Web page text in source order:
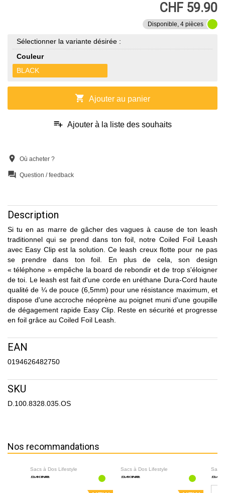
CHF 59.90
Disponible, 4 pièces
Sélectionner la variante désirée :
Couleur
BLACK
shopping_cart Ajouter au panier
playlist_add Ajouter à la liste des souhaits
location_on Où acheter ?
question_answer Question / feedback
Description
Si tu en as marre de gâcher des vagues à cause de ton leash
traditionnel qui se prend dans ton foil, notre Coiled Foil Leash
avec Easy Clip est la solution. Ce leash creux flotte pour ne pas
se prendre dans ton foil. En plus de cela, son design
« téléphone » empêche la board de rebondir et de trop s'éloigner
de toi. Le leash est fait d'une corde en uréthane Dura-Cord haute
qualité de ¼ de pouce (6,5mm) pour une résistance maximum, et
dispose d'une accroche néoprène au poignet muni d'une goupille
de dégagement rapide Easy Clip. Reste en sécurité et progresse
en foil grâce au Coiled Foil Leash.
EAN
0194626482750
SKU
D.100.8328.035.OS
Nos recommandations
Sacs à Dos Lifestyle Sacs à Dos Lifestyle Sacs